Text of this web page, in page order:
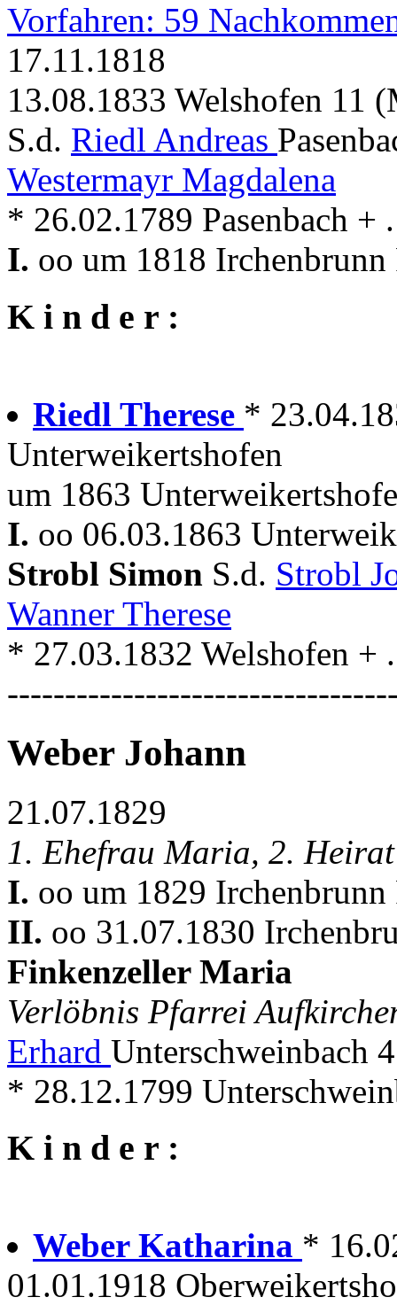
Vorfahren: 59
17.11.1818
13.08.1833 Welshofen 11
S.d. Riedl Andreas
Westermayr Magdalena
* 26.02.1789 Pasenbach +
I. oo um 1818
K i n d e r :
Riedl Therese *
Unterweikertshofen
um 1863
I. oo 06.03.1863
Strobl Simon S.d. Strobl
Wanner Therese
* 27.03.1832 Welshofen +
Weber Johann
21.07.1829
1. Ehefrau Maria, 2.
I. oo um 1829
II. oo 31.07.1830
Finkenzeller Maria
Verlöbnis Pfarrei
Erhard Unterschweinbach
* 28.12.1799
K i n d e r :
Weber Katharina *
01.01.1918